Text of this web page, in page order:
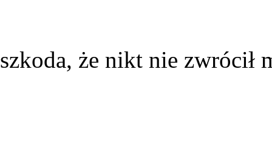
że nikt nie zwrócił